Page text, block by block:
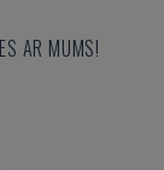
AR MUMS!